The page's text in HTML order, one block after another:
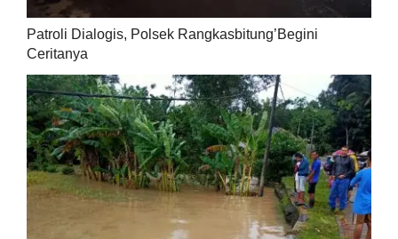
Patroli Dialogis, Polsek Rangkasbitung’Begini
Ceritanya